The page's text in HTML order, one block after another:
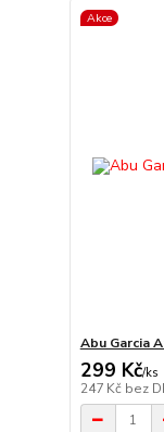
Akce
Abu Garcia
299 Kč/ks
247 Kč bez